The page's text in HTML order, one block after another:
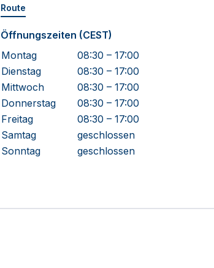
Route
Öffnungszeiten (CEST)
Montag
08:30 – 17:00
Dienstag
08:30 – 17:00
Mittwoch
08:30 – 17:00
Donnerstag
08:30 – 17:00
Freitag
08:30 – 17:00
Samtag
geschlossen
Sonntag
geschlossen